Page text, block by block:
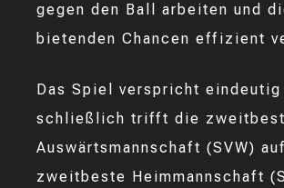
gegen den Ball arbeiten und
bietenden Chancen effizient
Das Spiel verspricht eindeutig
schließlich trifft die
Auswärtsmannschaft (SVW)
zweitbeste Heimmannschaft